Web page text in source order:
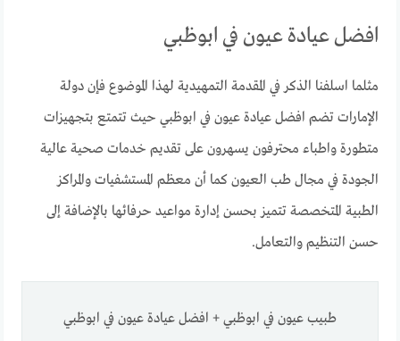
افضل عيادة عيون في ابوظبي
مثلما اسلفنا الذكر في المقدمة التمهيدية لهذا الموضوع فإن دولة
الإمارات تضم افضل عيادة عيون في ابوظبي حيث تتمتع بتجهيزات
متطورة واطباء محترفون يسهرون على تقديم خدمات صحية عالية
الجودة في مجال طب العيون كما أن معظم المستشفيات والمراكز
الطبية المتخصصة تتميز بحسن إدارة مواعيد حرفائها بالإضافة إلى
حسن التنظيم والتعامل.
طبيب عيون في ابوظبي + افضل عيادة عيون في ابوظبي